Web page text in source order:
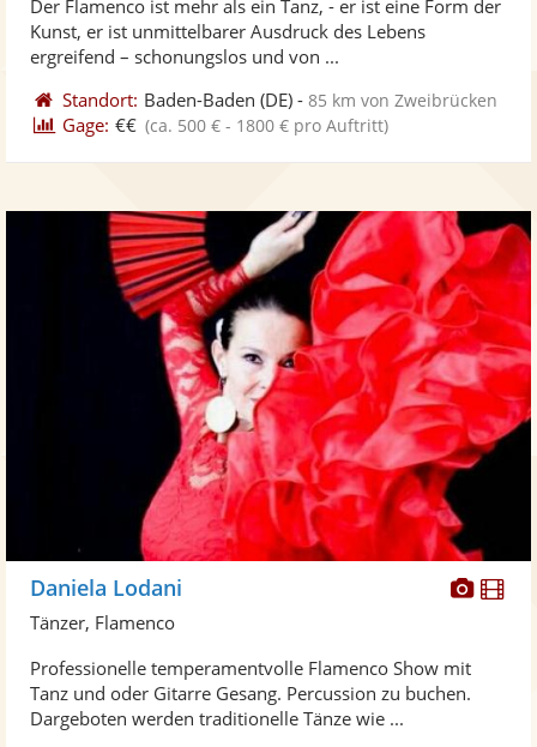
Fotos
5
Der Flamenco ist mehr als ein Tanz, - er ist eine Form der
Kunst, er ist unmittelbarer Ausdruck des Lebens
ergreifend – schonungslos und von ...
Standort: Baden-Baden (DE) -85 km von Zweibrücken
Gage: €€ (ca. 500 € - 1800 € pro Auftritt)
Daniela Lodani
Tänzer, Flamenco
Professionelle temperamentvolle Flamenco Show mit
Tanz und oder Gitarre Gesang. Percussion zu buchen.
Dargeboten werden traditionelle Tänze wie ...